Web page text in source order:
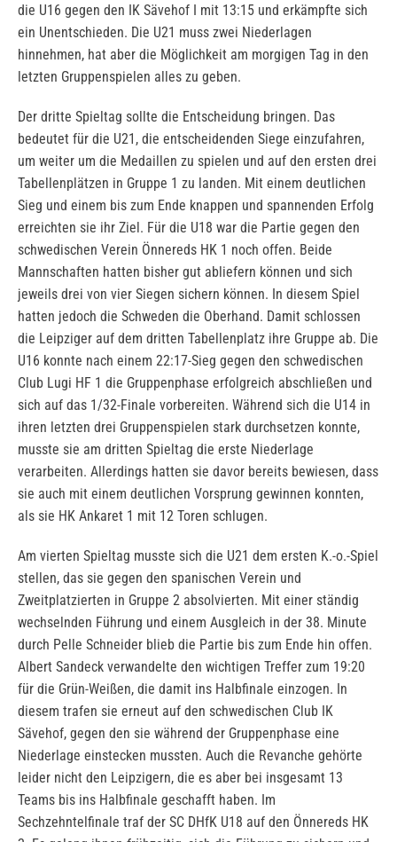
die U16 gegen den IK Sävehof I mit 13:15 und erkämpfte sich
ein Unentschieden. Die U21 muss zwei Niederlagen
hinnehmen, hat aber die Möglichkeit am morgigen Tag in den
letzten Gruppenspielen alles zu geben.
Der dritte Spieltag sollte die Entscheidung bringen. Das
bedeutet für die U21, die entscheidenden Siege einzufahren,
um weiter um die Medaillen zu spielen und auf den ersten drei
Tabellenplätzen in Gruppe 1 zu landen. Mit einem deutlichen
Sieg und einem bis zum Ende knappen und spannenden Erfolg
erreichten sie ihr Ziel. Für die U18 war die Partie gegen den
schwedischen Verein Önnereds HK 1 noch offen. Beide
Mannschaften hatten bisher gut abliefern können und sich
jeweils drei von vier Siegen sichern können. In diesem Spiel
hatten jedoch die Schweden die Oberhand. Damit schlossen
die Leipziger auf dem dritten Tabellenplatz ihre Gruppe ab. Die
U16 konnte nach einem 22:17-Sieg gegen den schwedischen
Club Lugi HF 1 die Gruppenphase erfolgreich abschließen und
sich auf das 1/32-Finale vorbereiten. Während sich die U14 in
ihren letzten drei Gruppenspielen stark durchsetzen konnte,
musste sie am dritten Spieltag die erste Niederlage
verarbeiten. Allerdings hatten sie davor bereits bewiesen, dass
sie auch mit einem deutlichen Vorsprung gewinnen konnten,
als sie HK Ankaret 1 mit 12 Toren schlugen.
Am vierten Spieltag musste sich die U21 dem ersten K.-o.-Spiel
stellen, das sie gegen den spanischen Verein und
Zweitplatzierten in Gruppe 2 absolvierten. Mit einer ständig
wechselnden Führung und einem Ausgleich in der 38. Minute
durch Pelle Schneider blieb die Partie bis zum Ende hin offen.
Albert Sandeck verwandelte den wichtigen Treffer zum 19:20
für die Grün-Weißen, die damit ins Halbfinale einzogen. In
diesem trafen sie erneut auf den schwedischen Club IK
Sävehof, gegen den sie während der Gruppenphase eine
Niederlage einstecken mussten. Auch die Revanche gehörte
leider nicht den Leipzigern, die es aber bei insgesamt 13
Teams bis ins Halbfinale geschafft haben. Im
Sechzehntelfinale traf der SC DHfK U18 auf den Önnereds HK